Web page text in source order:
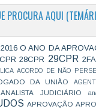
PROCURA AQUI
2016 O ANO DA
28CPR 29CPR
ACORDO DE NÃO
DA UNIÃO
ANALISTA JUDICIÁRIO
APROVAÇÃO